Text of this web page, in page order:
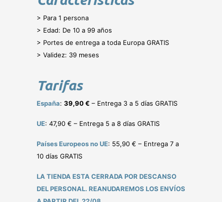
> Para 1 persona
> Edad: De 10 a 99 años
> Portes de entrega a toda Europa GRATIS
> Validez: 39 meses
Tarifas
España: 39,90 € – Entrega 3 a 5 días GRATIS
UE: 47,90 € – Entrega 5 a 8 días GRATIS
Países Europeos no UE: 55,90 € – Entrega 7 a
10 días GRATIS
LA TIENDA ESTA CERRADA POR DESCANSO
DEL PERSONAL. REANUDAREMOS LOS ENVÍOS